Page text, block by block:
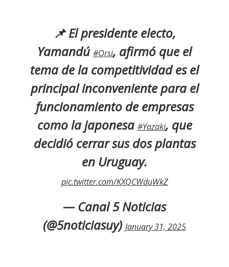
📌 El presidente electo,
Yamandú #Orsi, afirmó que el
tema de la competitividad es el
principal inconveniente para el
funcionamiento de empresas
como la japonesa #Yazaki, que
decidió cerrar sus dos plantas
en Uruguay.
pic.twitter.com/KXQCWduWkZ
— Canal 5 Noticias
(@5noticiasuy) January 31, 2025